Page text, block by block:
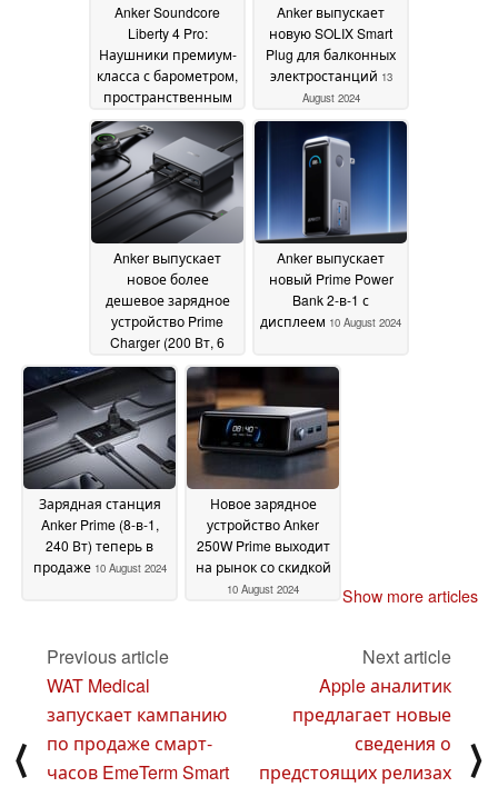
Anker Soundcore
Liberty 4 Pro:
Наушники премиум-
класса с барометром,
пространственным
аудио,
шумоподавлением и
интерактивным
зарядным чехлом
13
August 2024
Anker выпускает
новую SOLIX Smart
Plug для балконных
электростанций 13
August 2024
Anker выпускает
новое более
дешевое зарядное
устройство Prime
Charger (200 Вт, 6
портов, GaN)
12 August
2024
Anker выпускает
новый Prime Power
Bank 2-в-1 с
дисплеем 10 August 2024
Зарядная станция
Anker Prime (8-в-1,
240 Вт) теперь в
продаже 10 August 2024
Новое зарядное
устройство Anker
250W Prime выходит
на рынок со скидкой
10 August 2024 Show more articles
⟨
Previous article
WAT Medical
запускает кампанию
по продаже смарт-
часов EmeTerm Smart
Next article
Apple аналитик
предлагает новые
сведения о
предстоящих релизах
⟩